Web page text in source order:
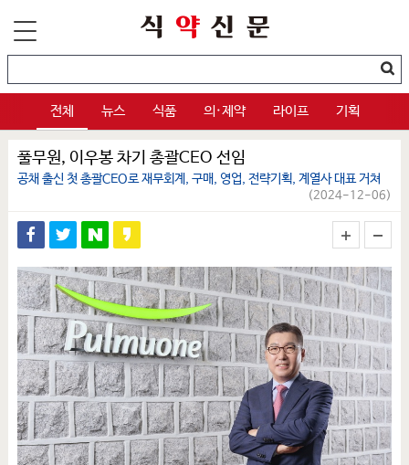
전체 뉴스 식품 의·제약 라이프 기획
풀무원, 이우봉 차기 총괄CEO 선임
공채 출신 첫 총괄CEO로 재무회계, 구매, 영업, 전략기획, 계열사 대표 거쳐
(2024-12-06)